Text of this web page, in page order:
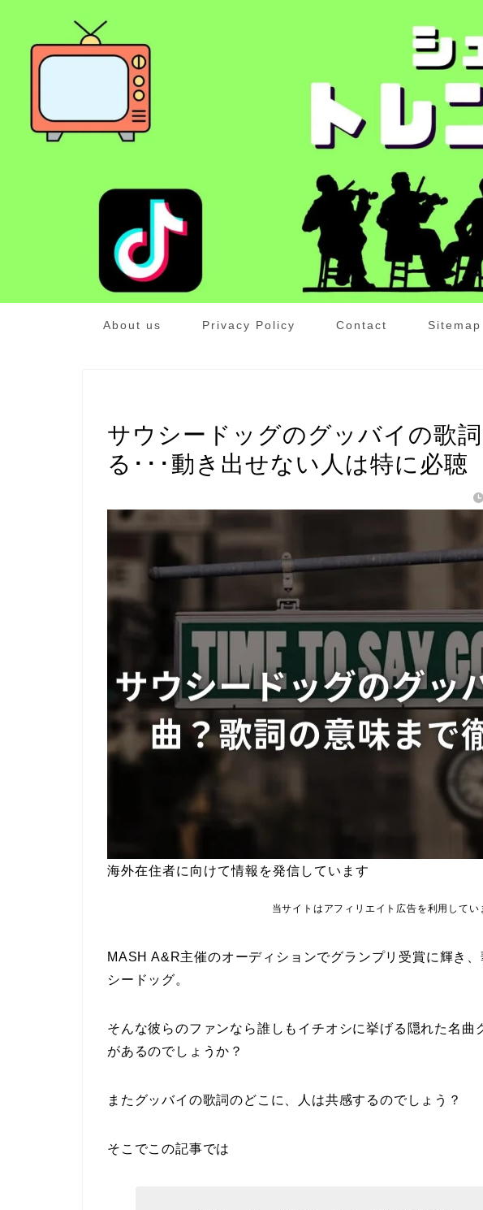
About us Privacy Policy Contact Sitemap
サウシードッグのグッバイの歌
る･･･動き出せない人は特に必聴
海外在住者に向けて情報を発信しています
当サイトはアフィリエイト広告を利用してい
MASH A&R主催のオーディションでグランプリ受賞に輝き
シードッグ。
そんな彼らのファンなら誰しもイチオシに挙げる隠れた名曲
があるのでしょうか？
またグッバイの歌詞のどこに、人は共感するのでしょう？
そこでこの記事では